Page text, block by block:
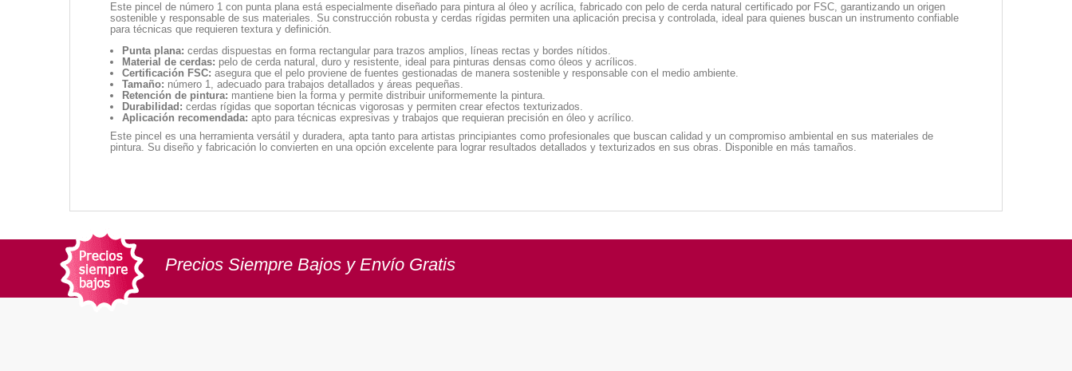
Este pincel de número 1 con punta plana está especialmente diseñado para pintura al óleo y acrílica, fabricado con pelo de cerda natural certificado por FSC, garantizando un origen
sostenible y responsable de sus materiales. Su construcción robusta y cerdas rígidas permiten una aplicación precisa y controlada, ideal para quienes buscan un instrumento confiable
para técnicas que requieren textura y definición.
Punta plana: cerdas dispuestas en forma rectangular para trazos amplios, líneas rectas y bordes nítidos.
Material de cerdas: pelo de cerda natural, duro y resistente, ideal para pinturas densas como óleos y acrílicos.
Certificación FSC: asegura que el pelo proviene de fuentes gestionadas de manera sostenible y responsable con el medio ambiente.
Tamaño: número 1, adecuado para trabajos detallados y áreas pequeñas.
Retención de pintura: mantiene bien la forma y permite distribuir uniformemente la pintura.
Durabilidad: cerdas rígidas que soportan técnicas vigorosas y permiten crear efectos texturizados.
Aplicación recomendada: apto para técnicas expresivas y trabajos que requieran precisión en óleo y acrílico.
Este pincel es una herramienta versátil y duradera, apta tanto para artistas principiantes como profesionales que buscan calidad y un compromiso ambiental en sus materiales de
pintura. Su diseño y fabricación lo convierten en una opción excelente para lograr resultados detallados y texturizados en sus obras. Disponible en más tamaños.
Precios Siempre Bajos y Envío Gratis